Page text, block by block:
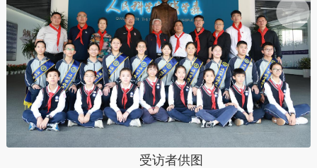
受访者供图